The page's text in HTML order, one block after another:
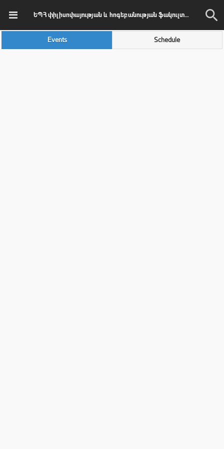
ԵՊՀ փիլիսոփայության և հոգեբանության ֆակուլտետի ՈՒԽ
Events Schedule